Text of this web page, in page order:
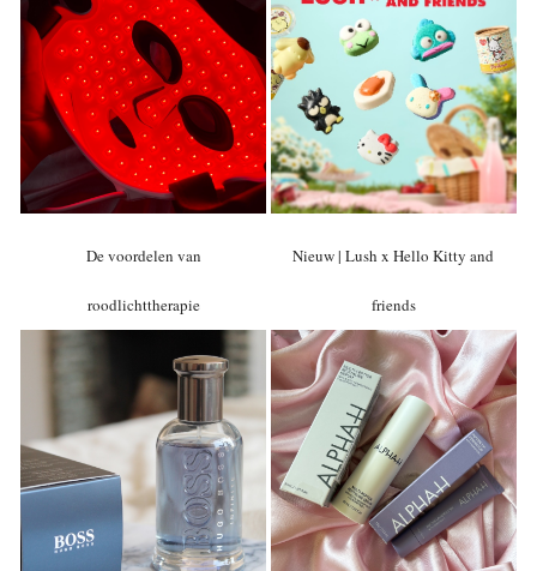
De voordelen van
roodlichttherapie
Nieuw | Lush x Hello Kitty and
friends